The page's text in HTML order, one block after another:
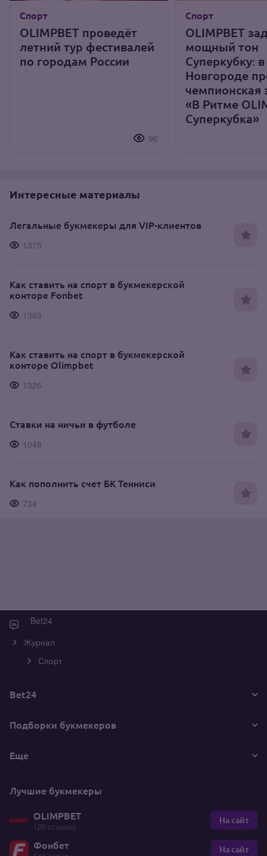
Спорт
OLIMPBET проведёт
летний тур фестивалей
по городам России
96
Спорт
OLIMPBET
мощный тон
Суперкубку:
Новгороде
чемпионская
«В Ритме
Суперкубка»
Интересные материалы
Легальные букмекеры для VIP-клиентов
1375
Как ставить на спорт в букмекерской
конторе Fonbet
1363
Как ставить на спорт в букмекерской
конторе Olimpbet
1326
Ставки на ничьи в футболе
1048
Как пополнить счет БК Тенниси
734
Bet24
Журнал
Спорт
Bet24
Подборки букмекеров
Еще
Лучшие букмекеры
OLIMPBET
120 отзывов
На сайт
Фонбет На сайт